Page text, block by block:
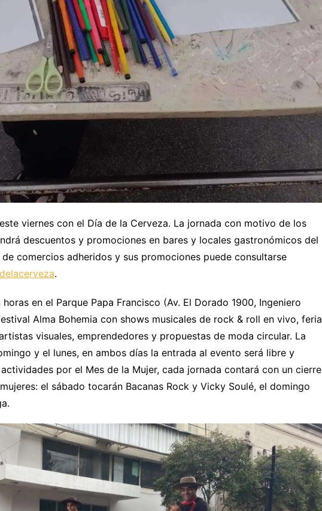
viernes con el Día de la Cerveza. La jornada con motivo de los
descuentos y promociones en bares y locales gastronómicos del
comercios adheridos y sus promociones puede consultarse
.
en el Parque Papa Francisco (Av. El Dorado 1900, Ingeniero
Alma Bohemia con shows musicales de rock & roll en vivo, feria
visuales, emprendedores y propuestas de moda circular. La
y el lunes, en ambos días la entrada al evento será libre y
por el Mes de la Mujer, cada jornada contará con un cierre
el sábado tocarán Bacanas Rock y Vicky Soulé, el domingo